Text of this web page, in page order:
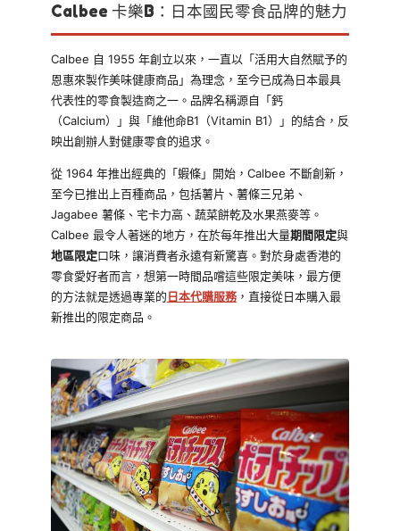
Calbee 卡樂B：日本國民零食品牌的魅力
Calbee 自 1955 年創立以來，一直以「活用大自然賦予的
恩惠來製作美味健康商品」為理念，至今已成為日本最具
代表性的零食製造商之一。品牌名稱源自「鈣
（Calcium）」與「維他命B1（Vitamin B1）」的結合，反
映出創辦人對健康零食的追求。
從 1964 年推出經典的「蝦條」開始，Calbee 不斷創新，
至今已推出上百種商品，包括薯片、薯條三兄弟、
Jagabee 薯條、宅卡力高、蔬菜餅乾及水果燕麥等。
Calbee 最令人著迷的地方，在於每年推出大量期間限定與
地區限定口味，讓消費者永遠有新驚喜。對於身處香港的
零食愛好者而言，想第一時間品嚐這些限定美味，最方便
的方法就是透過專業的日本代購服務，直接從日本購入最
新推出的限定商品。